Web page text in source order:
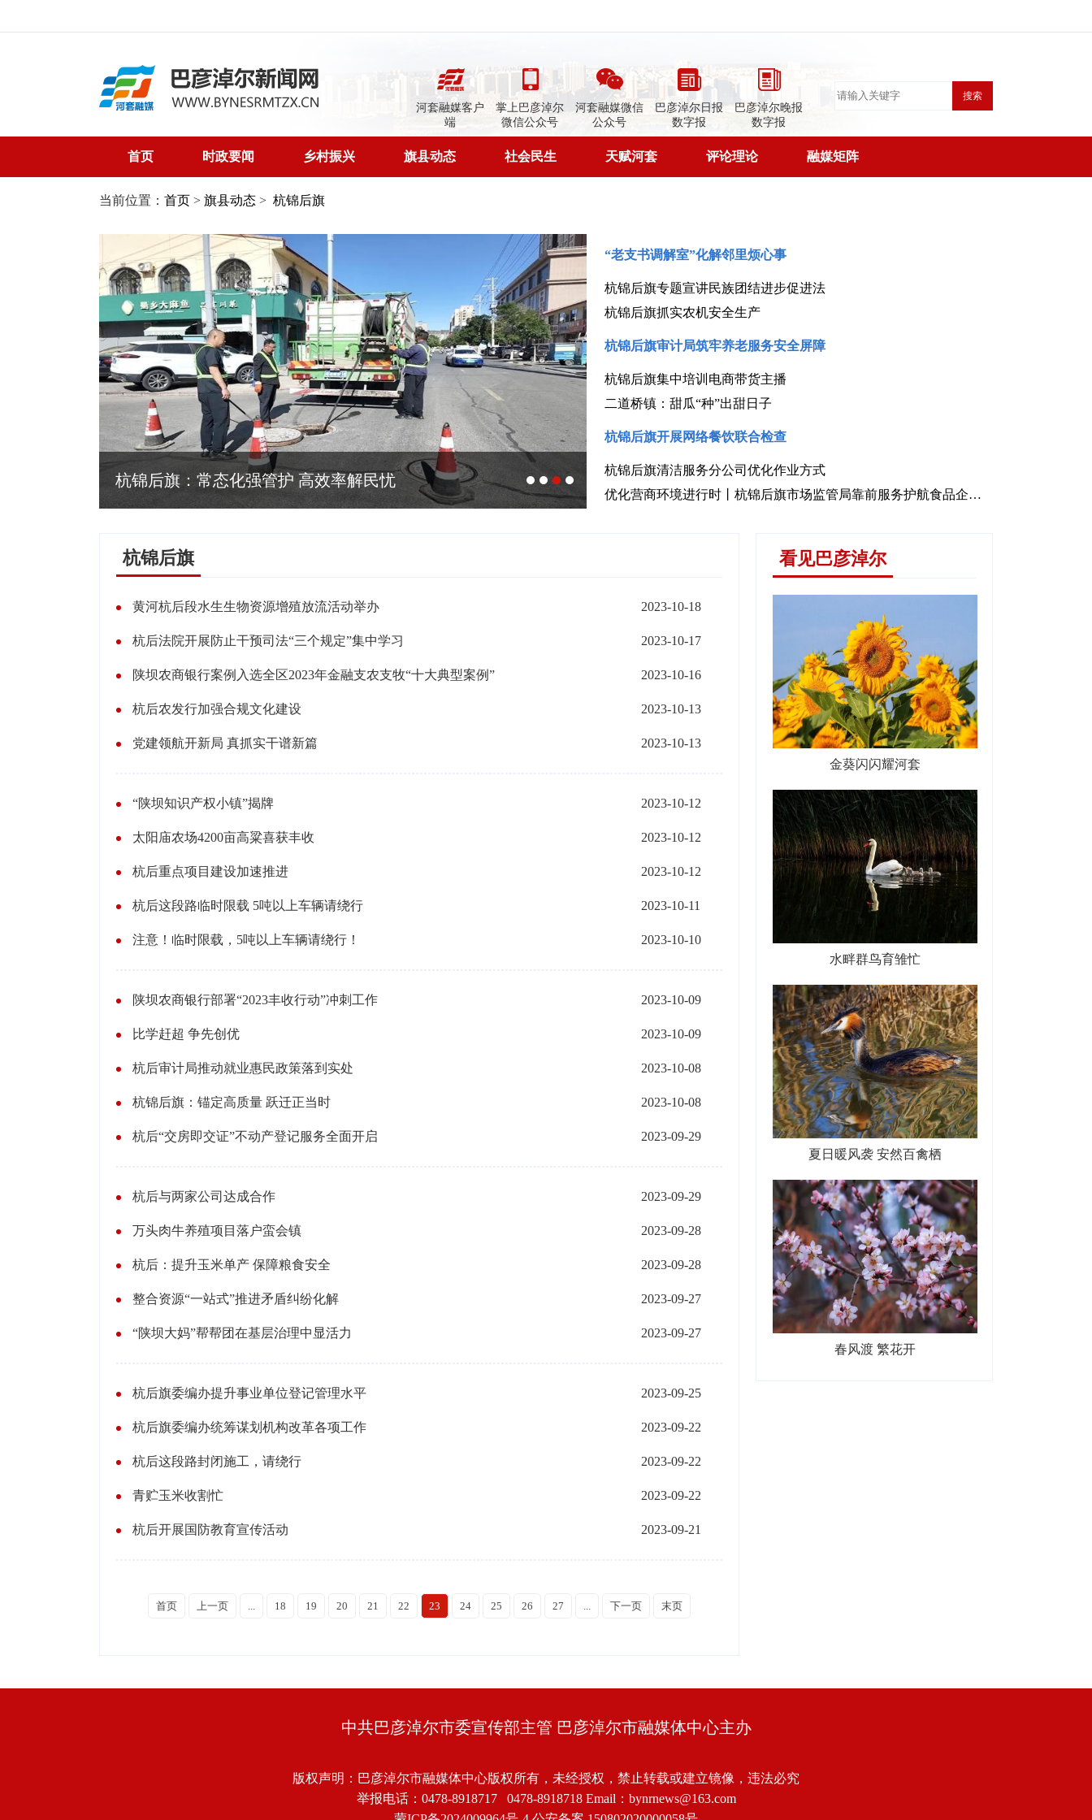
河套融媒客户
端
掌上巴彦淖尔
微信公众号
河套融媒微信
公众号
巴彦淖尔日报
数字报
巴彦淖尔晚报
数字报
搜索
首页 时政要闻 乡村振兴 旗县动态 社会民生 天赋河套 评论理论 融媒矩阵
当前位置： 首页 > 旗县动态 > 杭锦后旗
杭锦后旗：常态化强管护 高效率解民忧 高质量发展启新程丨现代农业产业园里的新质生产力
“老支书调解室”化解邻里烦心事
杭锦后旗专题宣讲民族团结进步促进法
杭锦后旗抓实农机安全生产
杭锦后旗审计局筑牢养老服务安全屏障
杭锦后旗集中培训电商带货主播
二道桥镇：甜瓜“种”出甜日子
杭锦后旗开展网络餐饮联合检查
杭锦后旗清洁服务分公司优化作业方式
优化营商环境进行时丨杭锦后旗市场监管局靠前服务护航食品企业“加速跑”
杭锦后旗
黄河杭后段水生生物资源增殖放流活动举办 2023-10-18
杭后法院开展防止干预司法“三个规定”集中学习 2023-10-17
陕坝农商银行案例入选全区2023年金融支农支牧“十大典型案例” 2023-10-16
杭后农发行加强合规文化建设 2023-10-13
党建领航开新局 真抓实干谱新篇 2023-10-13
“陕坝知识产权小镇”揭牌 2023-10-12
太阳庙农场4200亩高粱喜获丰收 2023-10-12
杭后重点项目建设加速推进 2023-10-12
杭后这段路临时限载 5吨以上车辆请绕行 2023-10-11
注意！临时限载，5吨以上车辆请绕行！ 2023-10-10
陕坝农商银行部署“2023丰收行动”冲刺工作 2023-10-09
比学赶超 争先创优 2023-10-09
杭后审计局推动就业惠民政策落到实处 2023-10-08
杭锦后旗：锚定高质量 跃迁正当时 2023-10-08
杭后“交房即交证”不动产登记服务全面开启 2023-09-29
杭后与两家公司达成合作 2023-09-29
万头肉牛养殖项目落户蛮会镇 2023-09-28
杭后：提升玉米单产 保障粮食安全 2023-09-28
整合资源“一站式”推进矛盾纠纷化解 2023-09-27
“陕坝大妈”帮帮团在基层治理中显活力 2023-09-27
杭后旗委编办提升事业单位登记管理水平 2023-09-25
杭后旗委编办统筹谋划机构改革各项工作 2023-09-22
杭后这段路封闭施工，请绕行 2023-09-22
青贮玉米收割忙 2023-09-22
杭后开展国防教育宣传活动 2023-09-21
首页 上一页 ... 18 19 20 21 22 23 24 25 26 27 ... 下一页 末页
看见巴彦淖尔
金葵闪闪耀河套
水畔群鸟育雏忙
夏日暖风袭 安然百禽栖
春风渡 繁花开
中共巴彦淖尔市委宣传部主管 巴彦淖尔市融媒体中心主办
版权声明：巴彦淖尔市融媒体中心版权所有，未经授权，禁止转载或建立镜像，违法必究
举报电话：0478-8918717 0478-8918718 Email：bynrnews@163.com